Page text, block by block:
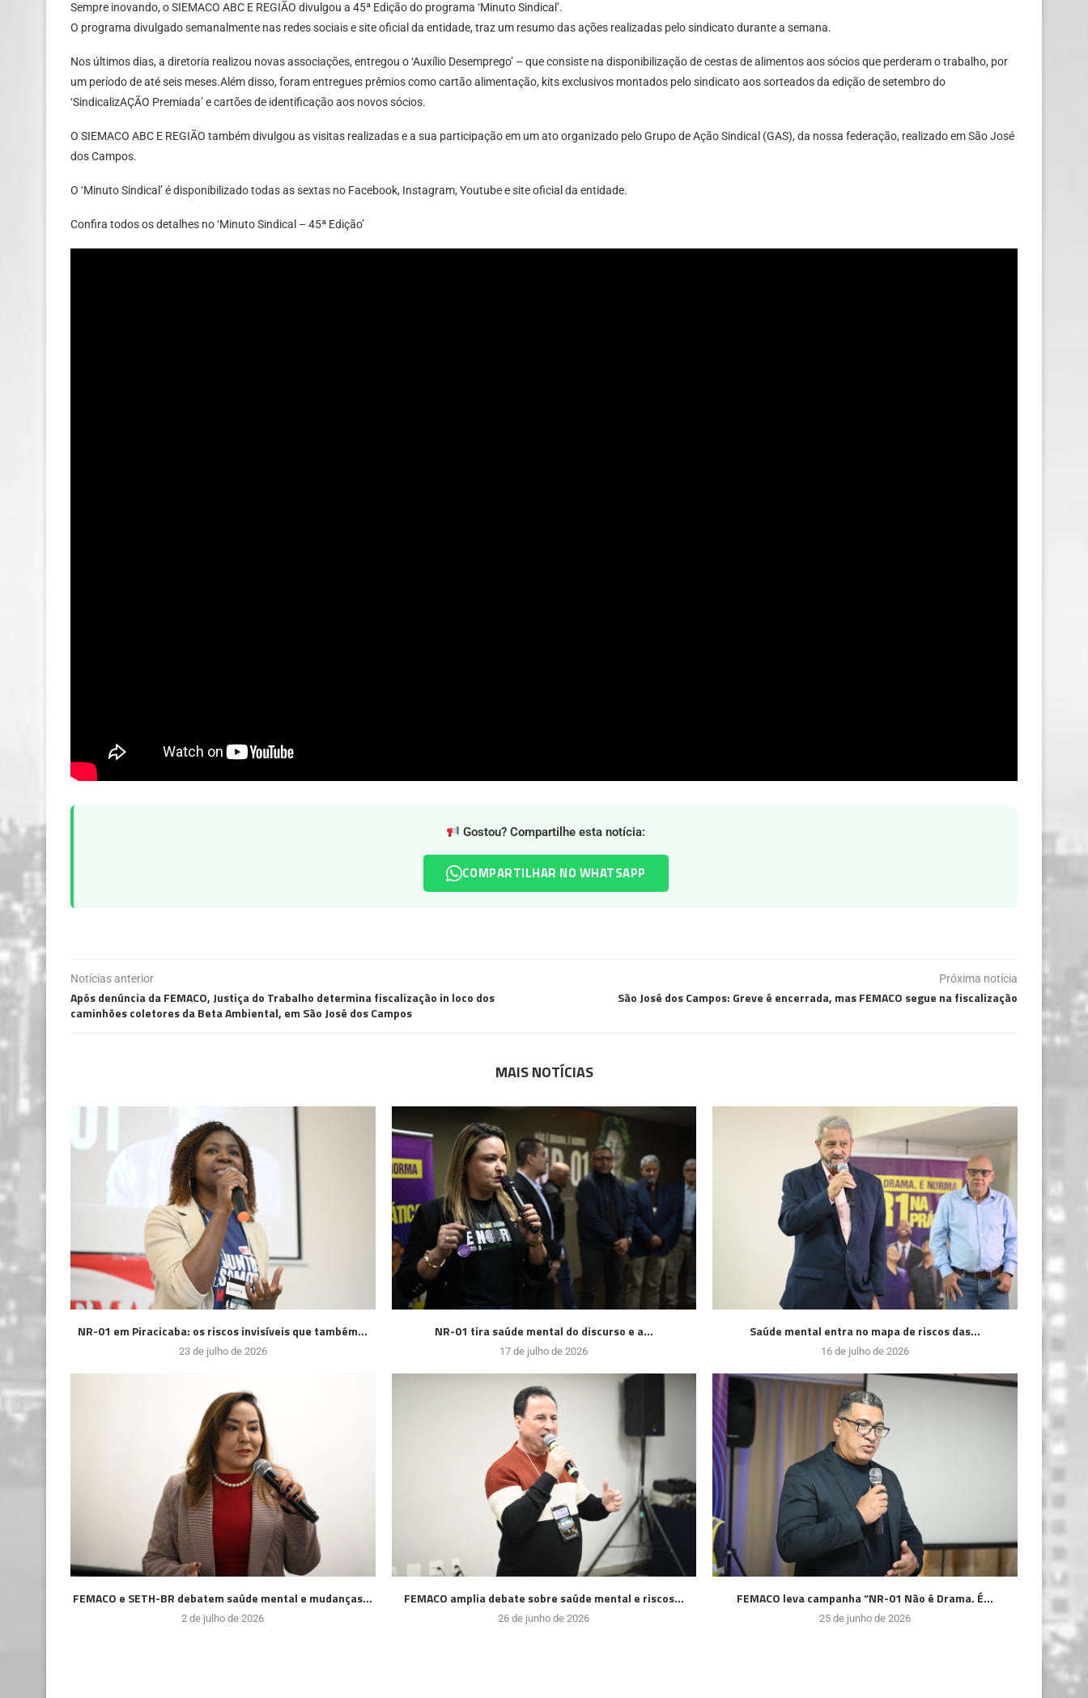
Sempre inovando, o SIEMACO ABC E REGIÃO divulgou a 45ª Edição do programa ‘Minuto Sindical’.
O programa divulgado semanalmente nas redes sociais e site oficial da entidade, traz um resumo das ações realizadas pelo sindicato durante a semana.
Nos últimos dias, a diretoria realizou novas associações, entregou o ‘Auxílio Desemprego’ – que consiste na disponibilização de cestas de alimentos aos sócios que perderam o trabalho, por
um período de até seis meses.Além disso, foram entregues prêmios como cartão alimentação, kits exclusivos montados pelo sindicato aos sorteados da edição de setembro do
‘SindicalizAÇÃO Premiada’ e cartões de identificação aos novos sócios.
O SIEMACO ABC E REGIÃO também divulgou as visitas realizadas e a sua participação em um ato organizado pelo Grupo de Ação Sindical (GAS), da nossa federação, realizado em São José
dos Campos.
O ‘Minuto Sindical’ é disponibilizado todas as sextas no Facebook, Instagram, Youtube e site oficial da entidade.
Confira todos os detalhes no ‘Minuto Sindical – 45ª Edição’
Gostou? Compartilhe esta notícia:
COMPARTILHAR NO WHATSAPP
Notícias anterior
Após denúncia da FEMACO, Justiça do Trabalho determina fiscalização in loco dos
caminhões coletores da Beta Ambiental, em São José dos Campos
Próxima notícia
São José dos Campos: Greve é encerrada, mas FEMACO segue na fiscalização
MAIS NOTÍCIAS
NR-01 em Piracicaba: os riscos invisíveis que também...
23 de julho de 2026
NR-01 tira saúde mental do discurso e a...
17 de julho de 2026
Saúde mental entra no mapa de riscos das...
16 de julho de 2026
FEMACO e SETH-BR debatem saúde mental e mudanças...
2 de julho de 2026
FEMACO amplia debate sobre saúde mental e riscos...
26 de junho de 2026
FEMACO leva campanha “NR-01 Não é Drama. É...
25 de junho de 2026